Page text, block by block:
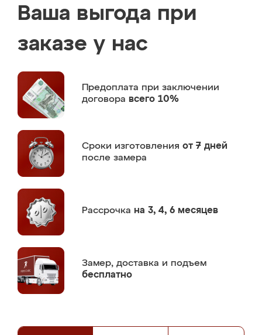
Ваша выгода при
заказе у нас
Предоплата при заключении
договора всего 10%
Сроки изготовления от 7 дней
после замера
Рассрочка на 3, 4, 6 месяцев
Замер, доставка и подъем
бесплатно